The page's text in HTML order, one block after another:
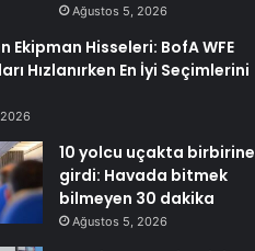
Ağustos 5, 2026
Ekipman Hisseleri: BofA WFE
Hızlanırken En İyi Seçimlerini
10 yolcu uçakta birbirine
girdi: Havada bitmek
bilmeyen 30 dakika
Ağustos 5, 2026